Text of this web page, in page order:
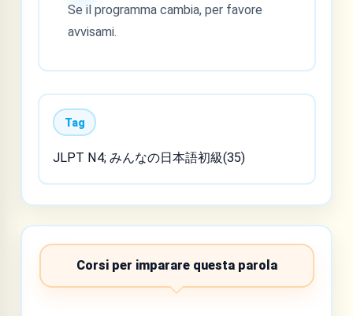
Se il programma cambia, per favore
avvisami.
Tag
JLPT N4; みんなの日本語初級(35)
Corsi per imparare questa parola